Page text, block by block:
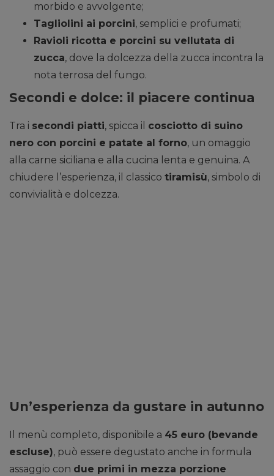
morbido e avvolgente;
Tagliolini ai porcini, semplici e profumati;
Ravioli ricotta e porcini su vellutata di
zucca, dove la dolcezza della zucca incontra la
nota terrosa del fungo.
Secondi e dolce: il piacere continua
Tra i secondi piatti, spicca il cosciotto di suino
nero con porcini e patate al forno, un omaggio
alla carne siciliana e alla cucina lenta e genuina. A
chiudere l’esperienza, il classico tiramisù, simbolo di
convivialità e dolcezza.
Un’esperienza da gustare in autunno
Il menù completo, disponibile a 45 euro (bevande
escluse), può essere degustato anche in formula
assaggio con due primi in mezza porzione